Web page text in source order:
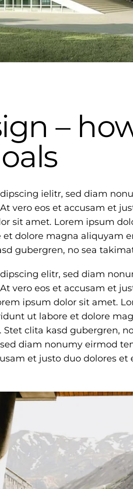
–
ielitr, sed diam
vero eos et accusam et
sit amet. Lorem ipsum
dolore magna aliquyam
gubergren, no sea
elitr, sed diam
vero eos et accusam et
ipsum dolor sit amet.
ut labore et dolore
clita kasd gubergren,
diam nonumy eirmod
et justo duo dolores et